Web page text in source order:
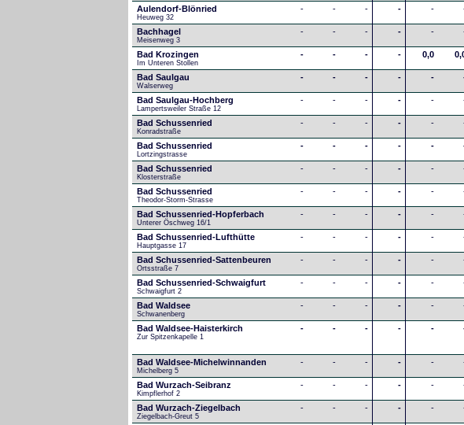
Aulendorf-Blönried
Heuweg 32
- - - - -
Bachhagel
Meisenweg 3
- - - - -
Bad Krozingen
Im Unteren Stollen
- - - - 0,0
Bad Saulgau
Walserweg
- - - - -
Bad Saulgau-Hochberg
Lampertsweiler Straße 12
- - - - -
Bad Schussenried
Konradstraße
- - - - -
Bad Schussenried
Lortzingstrasse
- - - - -
Bad Schussenried
Klosterstraße
- - - - -
Bad Schussenried
Theodor-Storm-Strasse
- - - - -
Bad Schussenried-Hopferbach
Unterer Öschweg 16/1
- - - - -
Bad Schussenried-Lufthütte
Hauptgasse 17
- - - - -
Bad Schussenried-Sattenbeuren
Ortsstraße 7
- - - - -
Bad Schussenried-Schwaigfurt
Schwaigfurt 2
- - - - -
Bad Waldsee
Schwanenberg
- - - - -
Bad Waldsee-Haisterkirch
Zur Spitzenkapelle 1
- - - - -
Bad Waldsee-Michelwinnanden
Michelberg 5
- - - - -
Bad Wurzach-Seibranz
Kimpflerhof 2
- - - - -
Bad Wurzach-Ziegelbach
Ziegelbach-Greut 5
- - - - -